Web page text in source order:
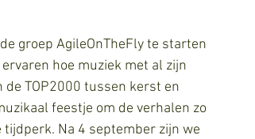
groep AgileOnTheFly te starten
hoe muziek met al zijn
TOP2000 tussen kerst en
feestje om de verhalen zo
tijdperk. Na 4 september zijn we